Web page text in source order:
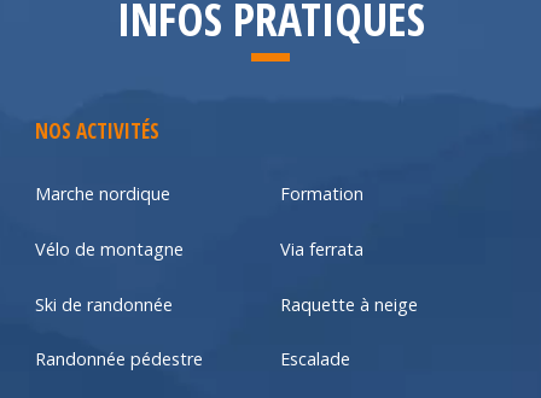
INFOS PRATIQUES
NOS ACTIVITÉS
Marche nordique Formation
Vélo de montagne Via ferrata
Ski de randonnée Raquette à neige
Randonnée pédestre Escalade